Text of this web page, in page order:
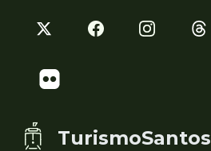
TurismoSantos